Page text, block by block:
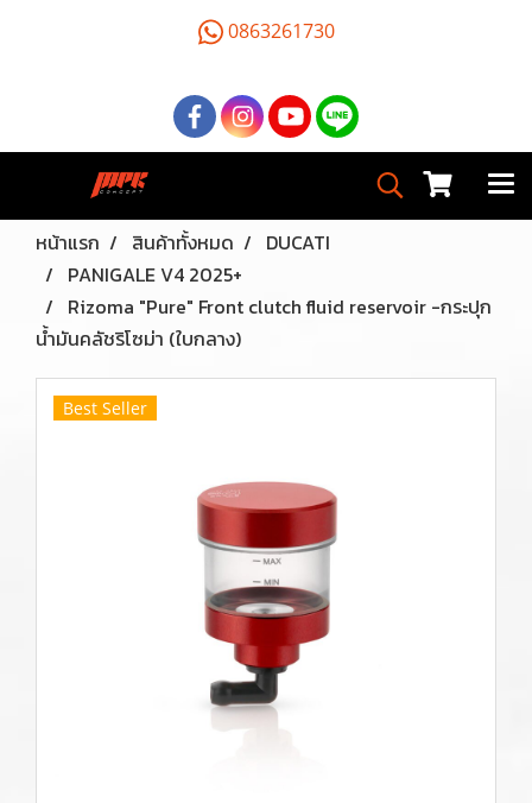
0863261730
หน้าแรก สินค้าทั้งหมด
DUCATI
PANIGALE V4 2025+
Rizoma "Pure" Front clutch fluid reservoir -กระปุก
น้ำมันคลัชริโซม่า (ใบกลาง)
Best Seller